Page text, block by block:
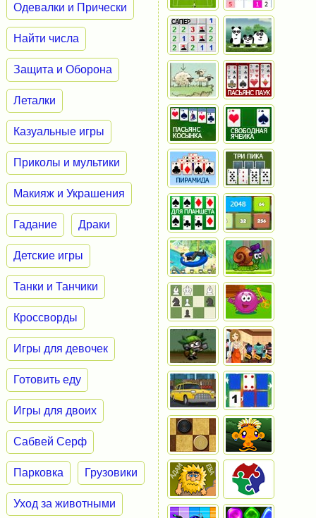
Одевалки и Прически
Найти числа
Защита и Оборона
Леталки
Казуальные игры
Приколы и мультики
Макияж и Украшения
Гадание Драки
Детские игры
Танки и Танчики
Кроссворды
Игры для девочек
Готовить еду
Игры для двоих
Сабвей Серф
Парковка Грузовики
Уход за животными